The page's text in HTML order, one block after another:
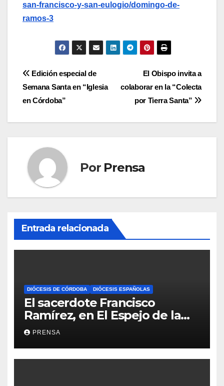
san-francisco-y-san-eulogio/domingo-de-
ramos-3
Navegación
de
entradas
El Obispo invita a
colaborar en la “Colecta
por Tierra Santa”
Edición especial de
Semana Santa en “Iglesia
en Córdoba”
Por Prensa
Entrada relacionada
DIÓCESIS DE CÓRDOBA DIÓCESIS ESPAÑOLAS
El sacerdote Francisco
Ramírez, en El Espejo de la
Iglesia
PRENSA